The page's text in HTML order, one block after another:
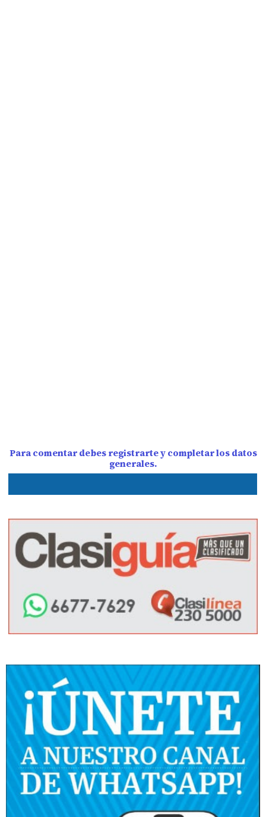
Para comentar debes registrarte y completar los datos
generales.